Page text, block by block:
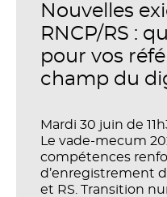
investissements
productivité et la
Nouvelles
RNCP/RS :
pour vos
champ du
Mardi 30 juin de
Le vade-mecum
compétences
d’enregistrement
et RS. Transition